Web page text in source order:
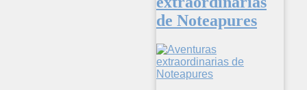
de Noteapures